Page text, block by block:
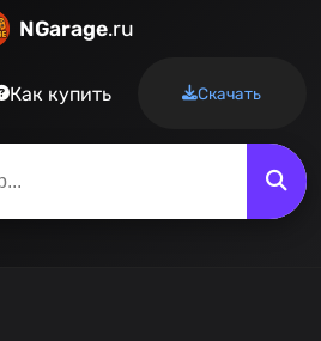
NGarage.ru
Как купить Скачать